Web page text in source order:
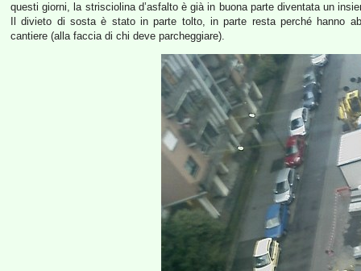
questi giorni, la strisciolina d’asfalto è già in buona parte diventata un
Il divieto di sosta è stato in parte tolto, in parte resta perché hanno
cantiere (alla faccia di chi deve parcheggiare).